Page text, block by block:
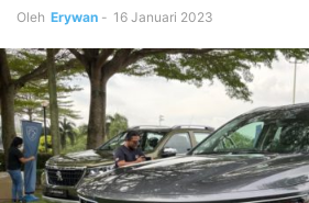
Oleh Erywan - 16 Januari 2023